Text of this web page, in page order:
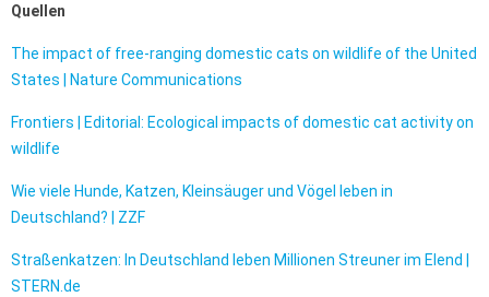
Quellen
The impact of free-ranging domestic cats on wildlife of the United
States | Nature Communications
Frontiers | Editorial: Ecological impacts of domestic cat activity on
wildlife
Wie viele Hunde, Katzen, Kleinsäuger und Vögel leben in
Deutschland? | ZZF
Straßenkatzen: In Deutschland leben Millionen Streuner im Elend |
STERN.de